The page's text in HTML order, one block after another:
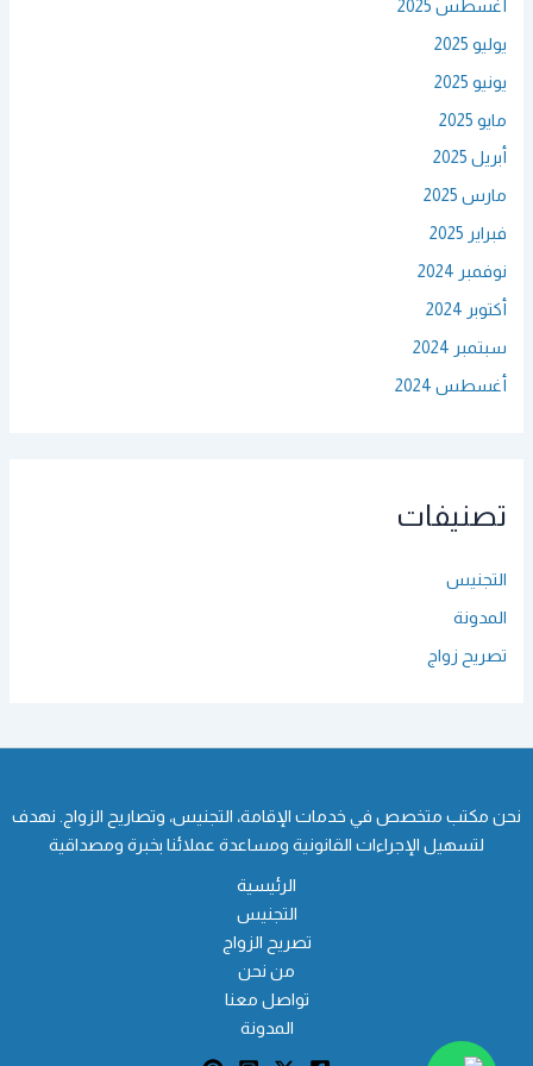
أغسطس 2025
يوليو 2025
يونيو 2025
مايو 2025
أبريل 2025
مارس 2025
فبراير 2025
نوفمبر 2024
أكتوبر 2024
سبتمبر 2024
أغسطس 2024
تصنيفات
التجنيس
المدونة
تصريح زواج
نحن مكتب متخصص في خدمات الإقامة، التجنيس، وتصاريح الزواج. نهدف
لتسهيل الإجراءات القانونية ومساعدة عملائنا بخبرة ومصداقية
الرئيسية
التجنيس
تصريح الزواج
من نحن
تواصل معنا
المدونة